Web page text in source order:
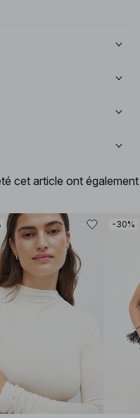
cet article ont également
-30%